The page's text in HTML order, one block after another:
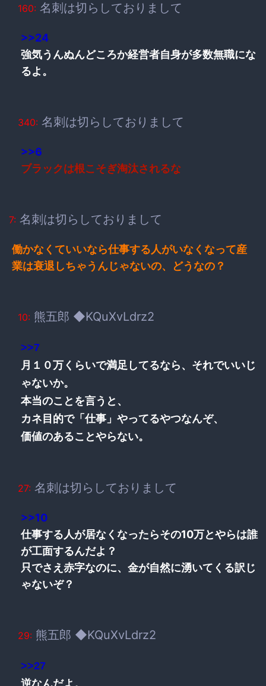
160: 名刺は切らしておりまして
>>24
強気うんぬんどころか経営者自身が多数無職にな
るよ。
340: 名刺は切らしておりまして
>>6
ブラックは根こそぎ淘汰されるな
7: 名刺は切らしておりまして
働かなくていいなら仕事する人がいなくなって産
業は衰退しちゃうんじゃないの、どうなの？
10: 熊五郎 ◆KQuXvLdrz2
>>7
月１０万くらいで満足してるなら、それでいいじ
ゃないか。
本当のことを言うと、
カネ目的で「仕事」やってるやつなんぞ、
価値のあることやらない。
27: 名刺は切らしておりまして
>>10
仕事する人が居なくなったらその10万とやらは誰
が工面するんだよ？
只でさえ赤字なのに、金が自然に湧いてくる訳じ
ゃないぞ？
29: 熊五郎 ◆KQuXvLdrz2
>>27